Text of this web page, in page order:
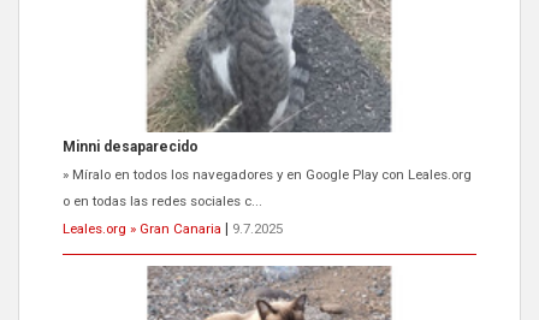
Minni desaparecido
» Míralo en todos los navegadores y en Google Play con Leales.org
o en todas las redes sociales c...
Leales.org » Gran Canaria
9.7.2025